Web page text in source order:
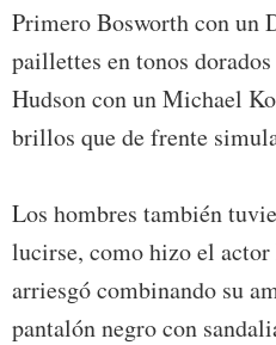
Primero Bosworth con un
paillettes en tonos
Hudson con un Michael
brillos que de frente
Los hombres también
lucirse, como hizo el
arriesgó combinando su
pantalón negro con